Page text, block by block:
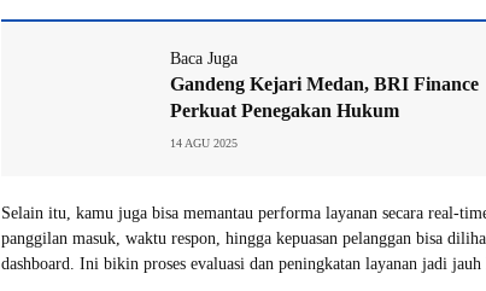
Baca Juga
Gandeng Kejari Medan, BRI Finance
Perkuat Penegakan Hukum
14 AGU 2025
Selain itu, kamu juga bisa memantau performa layanan secara real-
panggilan masuk, waktu respon, hingga kepuasan pelanggan bisa
dashboard. Ini bikin proses evaluasi dan peningkatan layanan jadi jauh